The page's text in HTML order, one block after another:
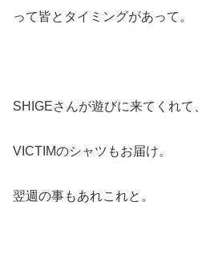
って皆とタイミングがあって。
SHIGEさんが遊びに来てくれて、
VICTIMのシャツもお届け。
翌週の事もあれこれと。